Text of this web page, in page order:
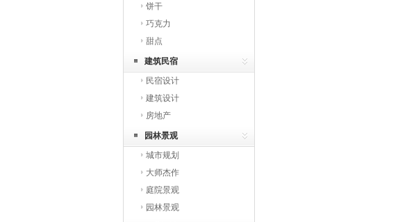
饼干
巧克力
甜点
建筑民宿
民宿设计
建筑设计
房地产
园林景观
城市规划
大师杰作
庭院景观
园林景观